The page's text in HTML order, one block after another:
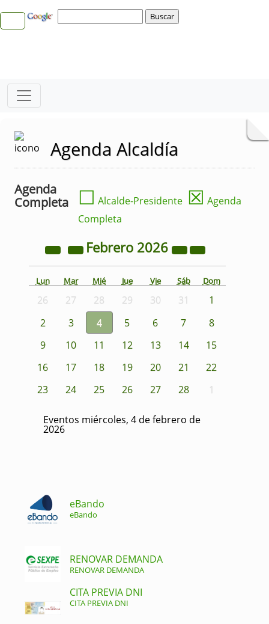
Agenda Alcaldía
Agenda
Completa
☐ Alcalde-Presidente ☒ Agenda
Completa
Febrero 2026
Lun Mar Mié Jue Vie Sáb Dom
26 27 28 29 30 31
1
2
3 4 5 6 7
8
9
10 11 12 13 14
15
16
17 18 19 20 21
22
23
24 25 26 27 28 1
Eventos miércoles, 4 de febrero de
2026
eBando
eBando
RENOVAR DEMANDA
RENOVAR DEMANDA
CITA PREVIA DNI
CITA PREVIA DNI